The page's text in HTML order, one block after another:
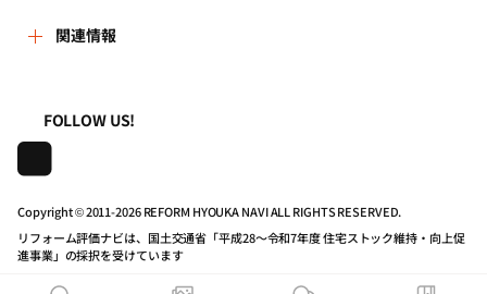
事務局へのお問い合せ
地域の相談窓口のみなさまへ
リフォーム会社一覧
住宅関連機関リンク集
リフォームを相談する
動画で学べるリフォームの基礎知識
マイページの活用
講習会・セミナー
よくある質問
動作推奨環境について
公式バナーのダウンロード
関連情報
株式会社日本建築住宅センター
FOLLOW US!
Copyright © 2011-2026 REFORM HYOUKA NAVI ALL RIGHTS RESERVED.
リフォーム評価ナビは、国土交通省「平成28～令和7年度 住宅ストック維持・向上促
進事業」の採択を受けています